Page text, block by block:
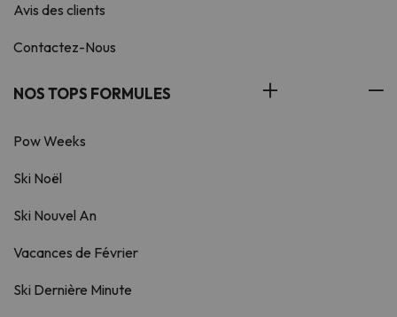
Avis des clients
Contactez-Nous
NOS TOPS FORMULES
Pow Weeks
Ski Noël
Ski Nouvel An
Vacances de Février
Ski Dernière Minute